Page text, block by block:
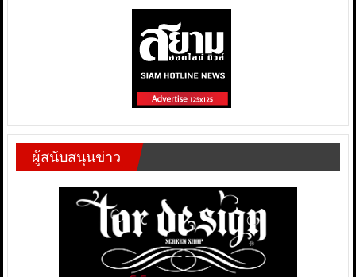
ผู้สนับสนุนข่าว